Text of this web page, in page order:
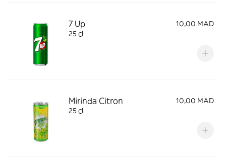
7 Up
10,00 MAD
25 cl
Mirinda Citron
10,00 MAD
25 cl